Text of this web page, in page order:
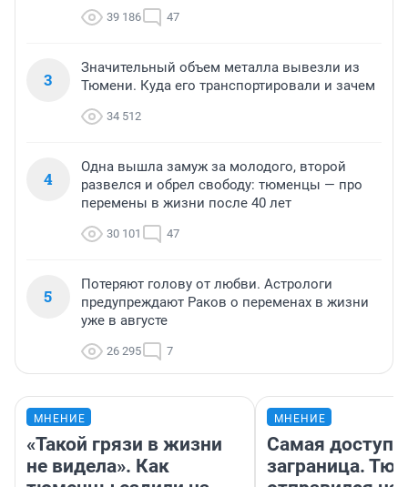
39 186 47
3
Значительный объем металла вывезли из
Тюмени. Куда его транспортировали и зачем
34 512
4
Одна вышла замуж за молодого, второй
развелся и обрел свободу: тюменцы — про
перемены в жизни после 40 лет
30 101 47
5
Потеряют голову от любви. Астрологи
предупреждают Раков о переменах в жизни
уже в августе
26 295 7
МНЕНИЕ
«Такой грязи в жизни
не видела». Как
МНЕНИЕ
Самая
заграница.